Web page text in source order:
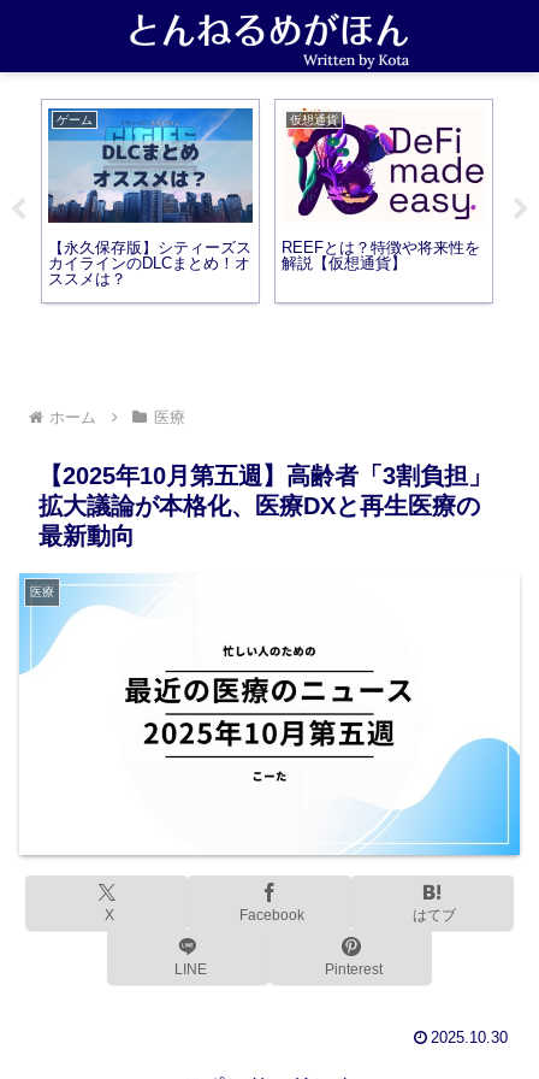
ゲーム
【永久保存版】シティーズス
カイラインのDLCまとめ！オ
ススメは？
仮想通貨
REEFとは？特徴や将来性を
解説【仮想通貨】
ホーム 医療
【2025年10月第五週】高齢者「3割負担」
拡大議論が本格化、医療DXと再生医療の
最新動向
医療
X Facebook はてブ
LINE Pinterest
2025.10.30